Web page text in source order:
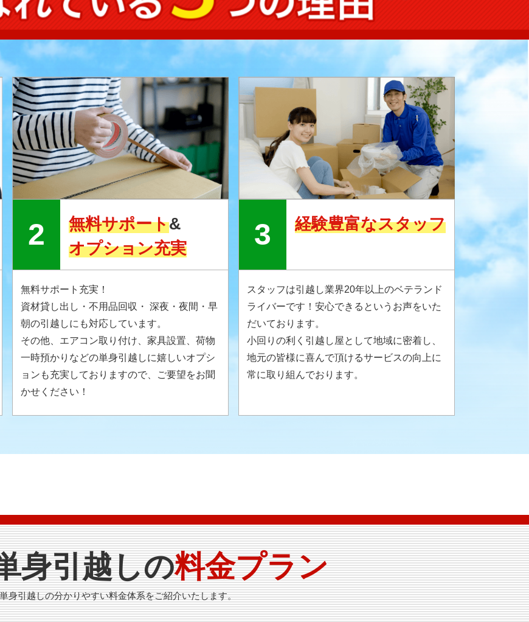
無料サポート&
オプション充実
無料サポート充実！
資材貸し出し・不用品回収・ 深夜・夜間・早
朝の引越しにも対応しています。
その他、エアコン取り付け、家具設置、荷物
一時預かりなどの単身引越しに嬉しいオプシ
ョンも充実しておりますので、ご要望をお聞
かせください！
経験豊富なスタッフ
スタッフは引越し業界20年以上のベテランド
ライバーです！安心できるというお声をいた
だいております。
小回りの利く引越し屋として地域に密着し、
地元の皆様に喜んで頂けるサービスの向上に
常に取り組んでおります。
身引越しの料金プラン
身引越しの分かりやすい料金体系をご紹介いたします。